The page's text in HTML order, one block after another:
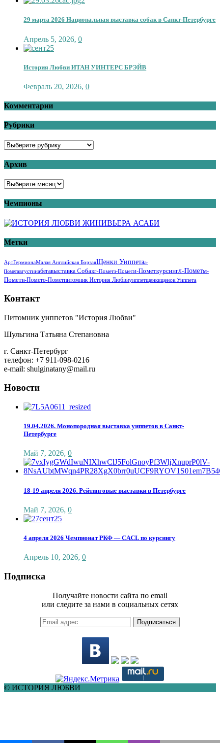
29 марта 2026 Национальная выставка собак в Санкт-Петербурге
Апрель 5, 2026, 0
История Любви ИТАН УИНТЕРС БРЭЙВ
Февраль 20, 2026, 0
Комментарии
Рубрики
Архив
Чемпионы
Метки
АртГермионаМалая Английская БорзаяЩенки УиппетаА-
ПометАвгустинаБегаВыставка СобакГ-ПометЗ-ПометИ-ПометКурсингЛ-ПометМ-
ПометН-ПометО-ПометПитомник История ЛюбвиУиппетЩенкиЩенок Уиппета
Контакт
Питомник уиппетов "История Любви"
Шульгина Татьяна Степановна
г. Санкт-Петербург
телефон: +7 911-098-0216
e-mail: shulginatany@mail.ru
Новости
19.04.2026. Монопородная выставка уиппетов в Санкт-
Петербурге
Май 7, 2026, 0
18-19 апреля 2026. Рейтинговые выставки в Петербурге
Май 7, 2026, 0
4 апреля 2026 Чемпионат РКФ — CACL по курсингу
Апрель 10, 2026, 0
Подписка
Получайте новости сайта по email
или следите за нами в социальных сетях
Подписаться
© ИСТОРИЯ ЛЮБВИ